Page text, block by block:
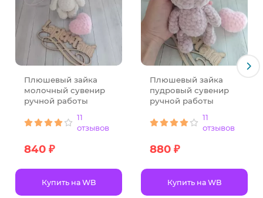
Плюшевый зайка
молочный сувенир
ручной работы
11
отзывов
840 ₽
Купить на WB
Плюшевый зайка
пудровый сувенир
ручной работы
11
отзывов
880 ₽
Купить на WB